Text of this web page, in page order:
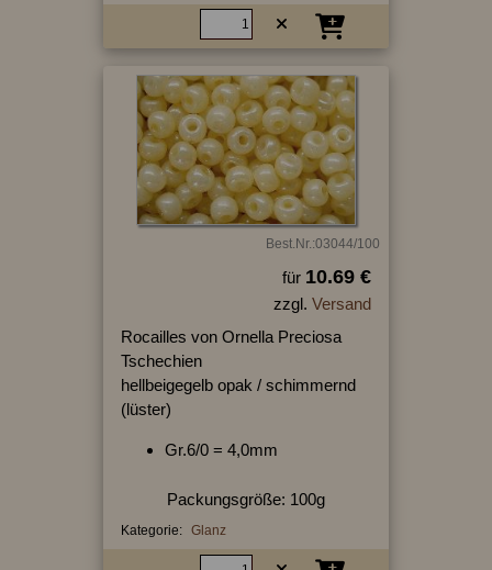
Best.Nr.:03044/100
für 10.69 €
zzgl. Versand
Rocailles von Ornella Preciosa
Tschechien
hellbeigegelb opak / schimmernd
(lüster)
Gr.6/0 = 4,0mm
Packungsgröße: 100g
Kategorie: Glanz